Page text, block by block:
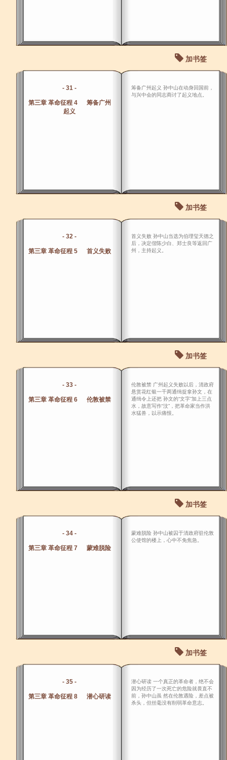
加书签
- 31 -
第三章 革命征程 4 筹备广州
起义
筹备广州起义 孙中山在动身回国前，
与兴中会的同志商讨了起义地点。
加书签
- 32 -
第三章 革命征程 5 首义失败
首义失败 孙中山当选为伯理玺天德之
后，决定偕陈少白、郑士良等返回广
州，主持起义。
加书签
- 33 -
第三章 革命征程 6 伦敦被禁
伦敦被禁 广州起义失败以后，清政府
悬赏花红银一千两通缉捉拿孙文，在
通缉令上还把 孙文的“文字”加上三点
水，故意写作“汶”，把革命家当作洪
水猛兽，以示痛恨。
加书签
- 34 -
第三章 革命征程 7 蒙难脱险
蒙难脱险 孙中山被囚于清政府驻伦敦
公使馆的楼上，心中不免焦急。
加书签
- 35 -
第三章 革命征程 8 潜心研读
潜心研读 一个真正的革命者，绝不会
因为经历了一次死亡的危险就畏直不
前，孙中山虽 然在伦敦遇险，差点被
杀头，但丝毫没有削弱革命意志。